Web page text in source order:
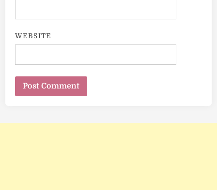
WEBSITE